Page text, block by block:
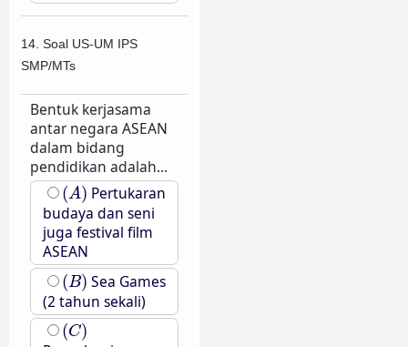
14. Soal US-UM IPS
SMP/MTs
Bentuk kerjasama
antar negara ASEAN
dalam bidang
pendidikan adalah...
(A)
(A) Pertukaran
budaya dan seni
juga festival film
ASEAN
(B)
(B) Sea Games
(2 tahun sekali)
(C)
(C)